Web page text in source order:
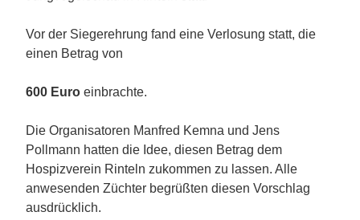
Vor der Siegerehrung fand eine Verlosung statt, die
einen Betrag von
600 Euro einbrachte.
Die Organisatoren Manfred Kemna und Jens
Pollmann hatten die Idee, diesen Betrag dem
Hospizverein Rinteln zukommen zu lassen. Alle
anwesenden Züchter begrüßten diesen Vorschlag
ausdrücklich.